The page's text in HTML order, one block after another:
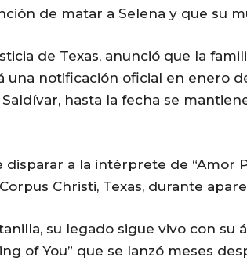
de matar a Selena y que su
de Texas, anunció que la
notificación oficial en enero
hasta la fecha se
disparar a la intérprete de “Amor
Christi, Texas, durante
su legado sigue vivo con su
of You” que se lanzó meses